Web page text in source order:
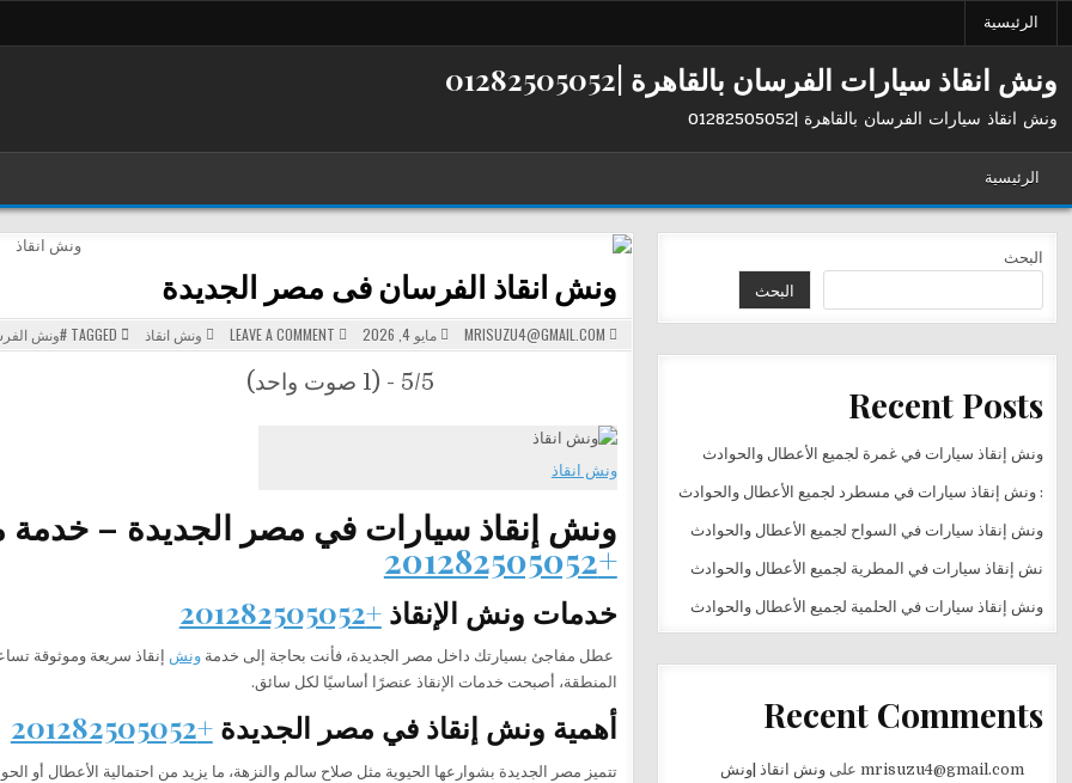
الرئيسية
ونش انقاذ سيارات الفرسان بالقاهرة |01282505052
ونش انقاذ سيارات الفرسان بالقاهرة |01282505052
الرئيسية
ونش انقاذ الفرسان فى مصر الجديدة
MRISUZU4@GMAIL.COM مايو 4, 2026 LEAVE A COMMENT
ON
ونش
POSTED
IN
ونش انقاذ #ونش
5/5 - (1 صوت واحد)
ونش انقاذ
ونش إنقاذ سيارات في مصر الجديدة – خدمة
+201282505052
خدمات ونش الإنقاذ+201282505052
عطل مفاجئ بسيارتك داخل مصر الجديدة، فأنت بحاجة إلى خدمةونش إنقاذ سريعة وموثوقة
المنطقة، أصبحت خدمات الإنقاذ عنصرًا أساسيًا لكل سائق.
أهمية ونش إنقاذ في مصر الجديدة+201282505052
تتميز مصر الجديدة بشوارعها الحيوية مثل صلاح سالم والنزهة، ما يزيد من احتمالية الأعطال
البحث
البحث
Recent Posts
ونش إنقاذ سيارات في غمرة لجميع الأعطال والحوادث
: ونش إنقاذ سيارات في مسطرد لجميع الأعطال والحوادث
ونش إنقاذ سيارات في السواح لجميع الأعطال والحوادث
نش إنقاذ سيارات في المطرية لجميع الأعطال والحوادث
ونش إنقاذ سيارات في الحلمية لجميع الأعطال والحوادث
Recent Comments
mrisuzu4@gmail.comعلى ونش انقاذ |ونش